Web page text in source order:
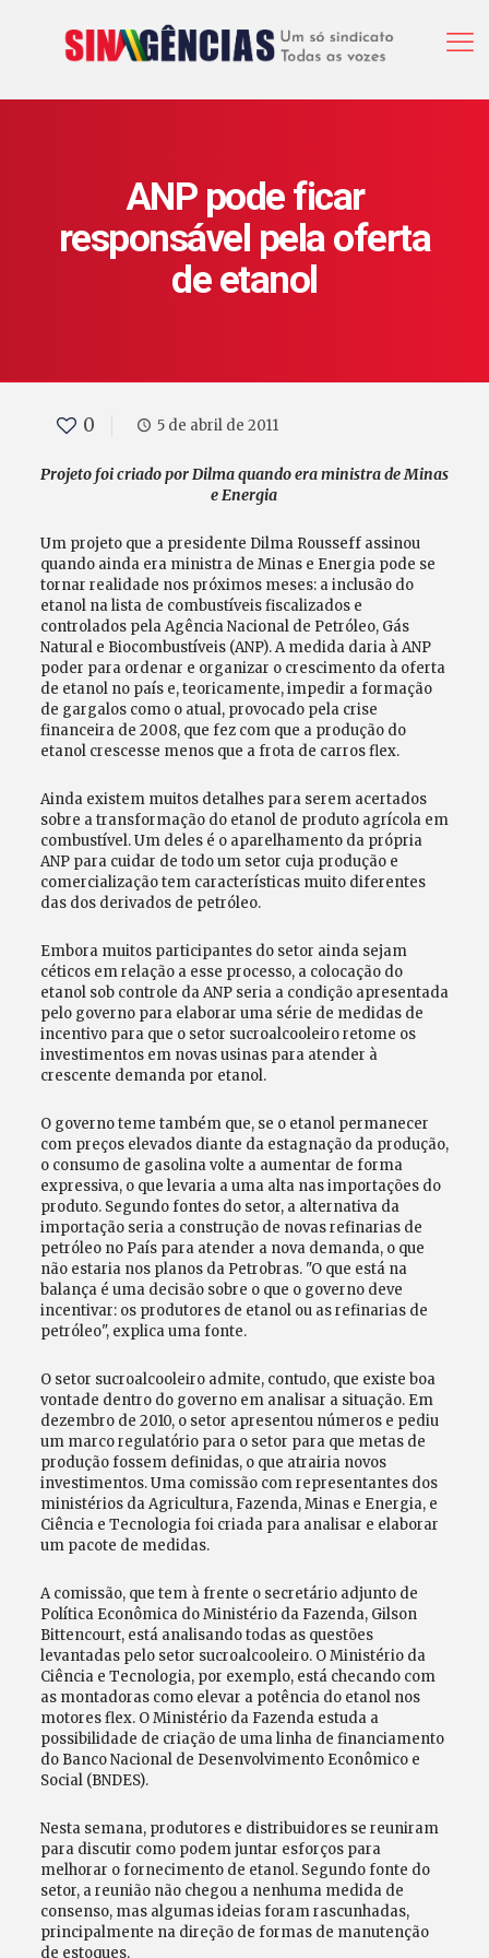
ANP pode ficar
responsável pela oferta
de etanol
0 5 de abril de 2011
Projeto foi criado por Dilma quando era ministra de Minas
e Energia
Um projeto que a presidente Dilma Rousseff assinou
quando ainda era ministra de Minas e Energia pode se
tornar realidade nos próximos meses: a inclusão do
etanol na lista de combustíveis fiscalizados e
controlados pela Agência Nacional de Petróleo, Gás
Natural e Biocombustíveis (ANP). A medida daria à ANP
poder para ordenar e organizar o crescimento da oferta
de etanol no país e, teoricamente, impedir a formação
de gargalos como o atual, provocado pela crise
financeira de 2008, que fez com que a produção do
etanol crescesse menos que a frota de carros flex.
Ainda existem muitos detalhes para serem acertados
sobre a transformação do etanol de produto agrícola em
combustível. Um deles é o aparelhamento da própria
ANP para cuidar de todo um setor cuja produção e
comercialização tem características muito diferentes
das dos derivados de petróleo.
Embora muitos participantes do setor ainda sejam
céticos em relação a esse processo, a colocação do
etanol sob controle da ANP seria a condição apresentada
pelo governo para elaborar uma série de medidas de
incentivo para que o setor sucroalcooleiro retome os
investimentos em novas usinas para atender à
crescente demanda por etanol.
O governo teme também que, se o etanol permanecer
com preços elevados diante da estagnação da produção,
o consumo de gasolina volte a aumentar de forma
expressiva, o que levaria a uma alta nas importações do
produto. Segundo fontes do setor, a alternativa da
importação seria a construção de novas refinarias de
petróleo no País para atender a nova demanda, o que
não estaria nos planos da Petrobras. "O que está na
balança é uma decisão sobre o que o governo deve
incentivar: os produtores de etanol ou as refinarias de
petróleo", explica uma fonte.
O setor sucroalcooleiro admite, contudo, que existe boa
vontade dentro do governo em analisar a situação. Em
dezembro de 2010, o setor apresentou números e pediu
um marco regulatório para o setor para que metas de
produção fossem definidas, o que atrairia novos
investimentos. Uma comissão com representantes dos
ministérios da Agricultura, Fazenda, Minas e Energia, e
Ciência e Tecnologia foi criada para analisar e elaborar
um pacote de medidas.
A comissão, que tem à frente o secretário adjunto de
Política Econômica do Ministério da Fazenda, Gilson
Bittencourt, está analisando todas as questões
levantadas pelo setor sucroalcooleiro. O Ministério da
Ciência e Tecnologia, por exemplo, está checando com
as montadoras como elevar a potência do etanol nos
motores flex. O Ministério da Fazenda estuda a
possibilidade de criação de uma linha de financiamento
do Banco Nacional de Desenvolvimento Econômico e
Social (BNDES).
Nesta semana, produtores e distribuidores se reuniram
para discutir como podem juntar esforços para
melhorar o fornecimento de etanol. Segundo fonte do
setor, a reunião não chegou a nenhuma medida de
consenso, mas algumas ideias foram rascunhadas,
principalmente na direção de formas de manutenção
de estoques.